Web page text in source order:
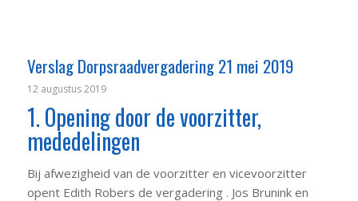
Verslag Dorpsraadvergadering 21 mei 2019
12 augustus 2019
1. Opening door de voorzitter,
mededelingen
Bij afwezigheid van de voorzitter en vicevoorzitter
opent Edith Robers de vergadering . Jos Brunink en